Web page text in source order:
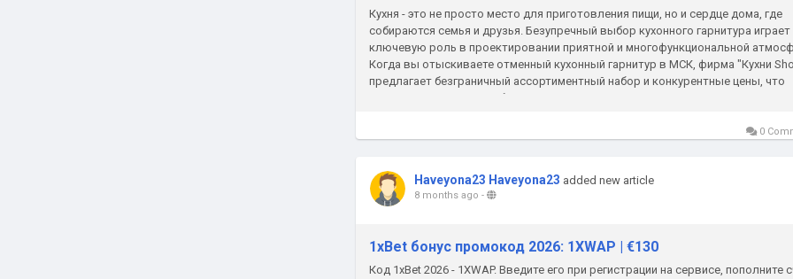
Кухня - это не просто место для приготовления пищи, но и сердце дома, где
собираются семья и друзья. Безупречный выбор кухонного гарнитура играет
ключевую роль в проектировании приятной и многофункциональной
Когда вы отыскиваете отменный кухонный гарнитур в МСК, фирма "Кухни
предлагает безграничный ассортиментный набор и конкурентные цены, что
делает ее отличным выбором для...
0
Haveyona23 Haveyona23 added new article
8 months ago -
1xBet бонус промокод 2026: 1XWAP | €130
Код 1xBet 2026 - 1XWAP. Введите его при регистрации на сервисе, пополните